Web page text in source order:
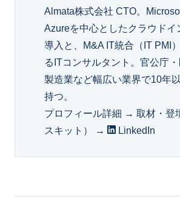
Almata株式会社 CTO。
Azureを中心としたクラウドイ
導入と、M&A IT統合（IT PMI
るITコンサルタント。官公庁・
製造業など幅広い業界で10年
持つ。
プロフィール詳細 → 取材・登
スキット） →
LinkedIn